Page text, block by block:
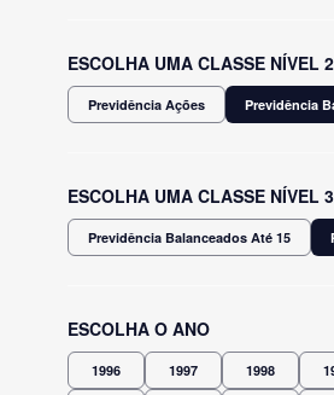
ESCOLHA UMA CLASSE NÍVEL 2
Previdência Ações Previdência
ESCOLHA UMA CLASSE NÍVEL 3
Previdência Balanceados Até 15
ESCOLHA O ANO
1996 1997 1998